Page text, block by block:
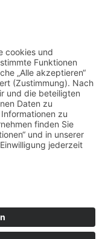
e. V.